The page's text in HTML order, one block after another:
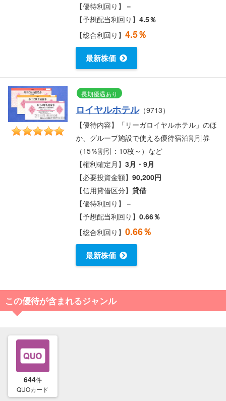
【優待利回り】 －
【予想配当利回り】4.5％
【総合利回り】4.5％
最新株価
長期優遇あり
ロイヤルホテル（9713）
【優待内容】「リーガロイヤルホテル」のほ
か、グループ施設で使える優待宿泊割引券
（15％割引：10枚～）など
【権利確定月】3月・9月
【必要投資金額】90,200円
【信用貸借区分】貸借
【優待利回り】 －
【予想配当利回り】0.66％
【総合利回り】0.66％
最新株価
この優待が含まれるジャンル
644件
QUOカード